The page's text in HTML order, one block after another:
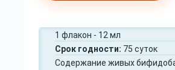
1 флакон - 12 мл
Срок годности: 75 суток
Содержание живых